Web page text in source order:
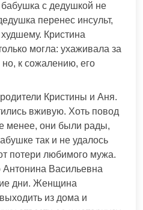
с дедушкой не
перенес инсульт,
Кристина
могла: ухаживала за
к сожалению, его
Кристины и Аня.
вживую. Хоть повод
менее, они были рады,
так и не удалось
потери любимого мужа.
Антонина Васильевна
дни. Женщина
из дома и